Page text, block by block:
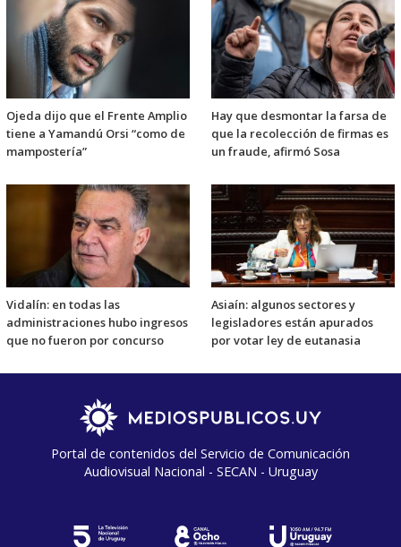
Ojeda dijo que el Frente Amplio
tiene a Yamandú Orsi “como de
mampostería”
Hay que desmontar la farsa de
que la recolección de firmas es
un fraude, afirmó Sosa
Vidalín: en todas las
administraciones hubo ingresos
que no fueron por concurso
Asiaín: algunos sectores y
legisladores están apurados
por votar ley de eutanasia
Portal de contenidos del Servicio de Comunicación
Audiovisual Nacional - SECAN - Uruguay